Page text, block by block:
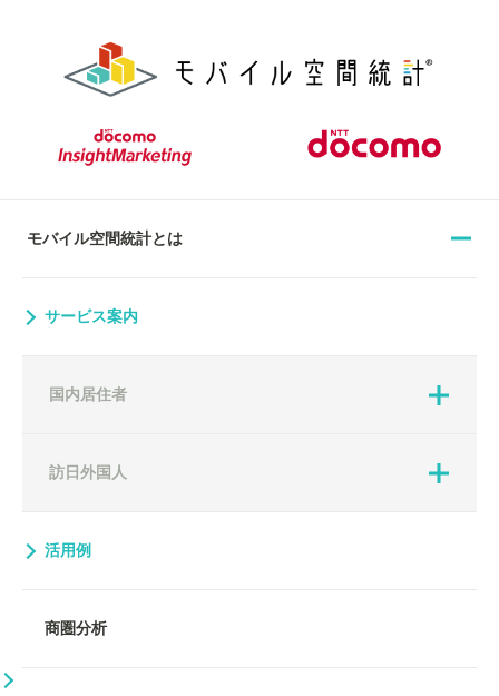
モバイル空間統計とは
サービス案内
国内居住者
訪日外国人
活用例
商圏分析